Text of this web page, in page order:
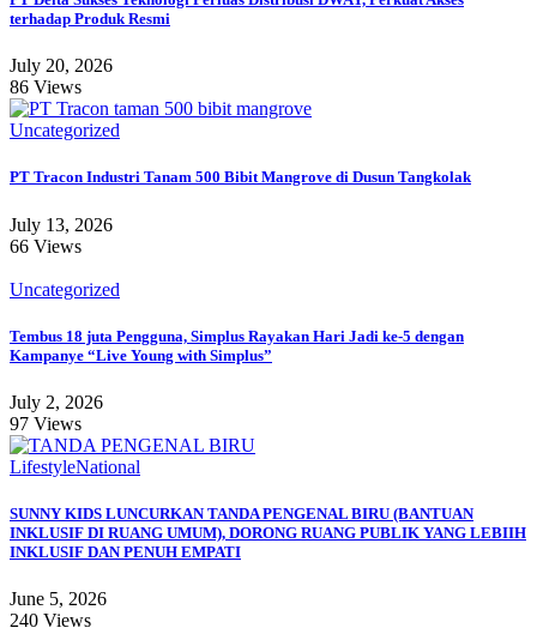
terhadap Produk Resmi
July 20, 2026
86 Views
Uncategorized
PT Tracon Industri Tanam 500 Bibit Mangrove di Dusun Tangkolak
July 13, 2026
66 Views
Uncategorized
Tembus 18 juta Pengguna, Simplus Rayakan Hari Jadi ke-5 dengan
Kampanye “Live Young with Simplus”
July 2, 2026
97 Views
LifestyleNational
SUNNY KIDS LUNCURKAN TANDA PENGENAL BIRU (BANTUAN
INKLUSIF DI RUANG UMUM), DORONG RUANG PUBLIK YANG LEBIIH
INKLUSIF DAN PENUH EMPATI
June 5, 2026
240 Views